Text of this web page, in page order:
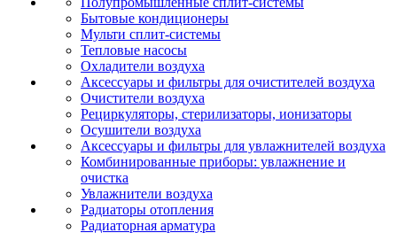
Бытовые кондиционеры
Мульти сплит-системы
Тепловые насосы
Охладители воздуха
Аксессуары и фильтры для очистителей воздуха
Очистители воздуха
Рециркуляторы, стерилизаторы, ионизаторы
Осушители воздуха
Аксессуары и фильтры для увлажнителей воздуха
Комбинированные приборы: увлажнение и
очистка
Увлажнители воздуха
Радиаторы отопления
Радиаторная арматура